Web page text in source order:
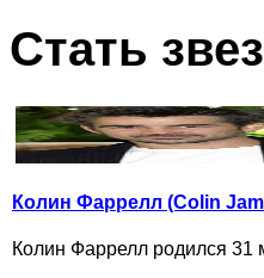
Стать
Колин Фаррелл (Colin
Колин Фаррелл родился 31